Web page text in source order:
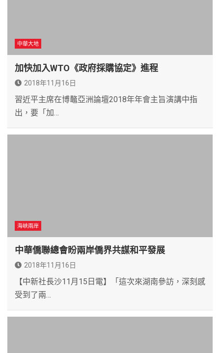
中華大地
加快加入WTO《政府採購協定》進程
2018年11月16日
習近平主席在博鼇亞洲論壇2018年年會主旨演講中指
出，要「加…
海峽兩岸
中華僑聯總會盼兩岸僑界共謀和平發展
2018年11月16日
【中新社長沙11月15日電】「這次來湖南參訪，深刻感
受到了兩…